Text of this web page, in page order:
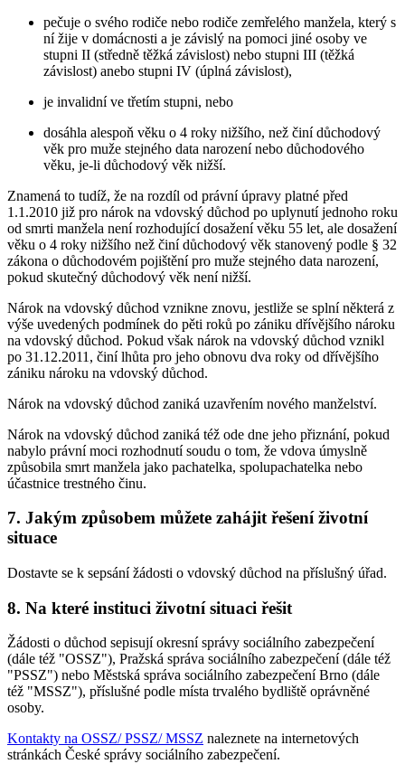
pečuje o svého rodiče nebo rodiče zemřelého manžela, který s
ní žije v domácnosti a je závislý na pomoci jiné osoby ve
stupni II (středně těžká závislost) nebo stupni III (těžká
závislost) anebo stupni IV (úplná závislost),
je invalidní ve třetím stupni, nebo
dosáhla alespoň věku o 4 roky nižšího, než činí důchodový
věk pro muže stejného data narození nebo důchodového
věku, je-li důchodový věk nižší.
Znamená to tudíž, že na rozdíl od právní úpravy platné před
1.1.2010 již pro nárok na vdovský důchod po uplynutí jednoho roku
od smrti manžela není rozhodující dosažení věku 55 let, ale dosažení
věku o 4 roky nižšího než činí důchodový věk stanovený podle § 32
zákona o důchodovém pojištění pro muže stejného data narození,
pokud skutečný důchodový věk není nižší.
Nárok na vdovský důchod vznikne znovu, jestliže se splní některá z
výše uvedených podmínek do pěti roků po zániku dřívějšího nároku
na vdovský důchod. Pokud však nárok na vdovský důchod vznikl
po 31.12.2011, činí lhůta pro jeho obnovu dva roky od dřívějšího
zániku nároku na vdovský důchod.
Nárok na vdovský důchod zaniká uzavřením nového manželství.
Nárok na vdovský důchod zaniká též ode dne jeho přiznání, pokud
nabylo právní moci rozhodnutí soudu o tom, že vdova úmyslně
způsobila smrt manžela jako pachatelka, spolupachatelka nebo
účastnice trestného činu.
7. Jakým způsobem můžete zahájit řešení životní
situace
Dostavte se k sepsání žádosti o vdovský důchod na příslušný úřad.
8. Na které instituci životní situaci řešit
Žádosti o důchod sepisují okresní správy sociálního zabezpečení
(dále též "OSSZ"), Pražská správa sociálního zabezpečení (dále též
"PSSZ") nebo Městská správa sociálního zabezpečení Brno (dále
též "MSSZ"), příslušné podle místa trvalého bydliště oprávněné
osoby.
Kontakty na OSSZ/ PSSZ/ MSSZ naleznete na internetových
stránkách České správy sociálního zabezpečení.